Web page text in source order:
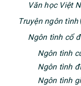
Văn học Việt
Truyện ngôn tình
Ngôn tình cổ
Ngôn tình
Ngôn tình
Ngôn tình